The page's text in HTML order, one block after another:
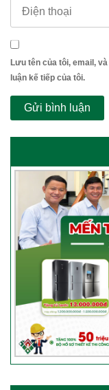
Lưu tên của tôi, email,
luận kế tiếp của tôi.